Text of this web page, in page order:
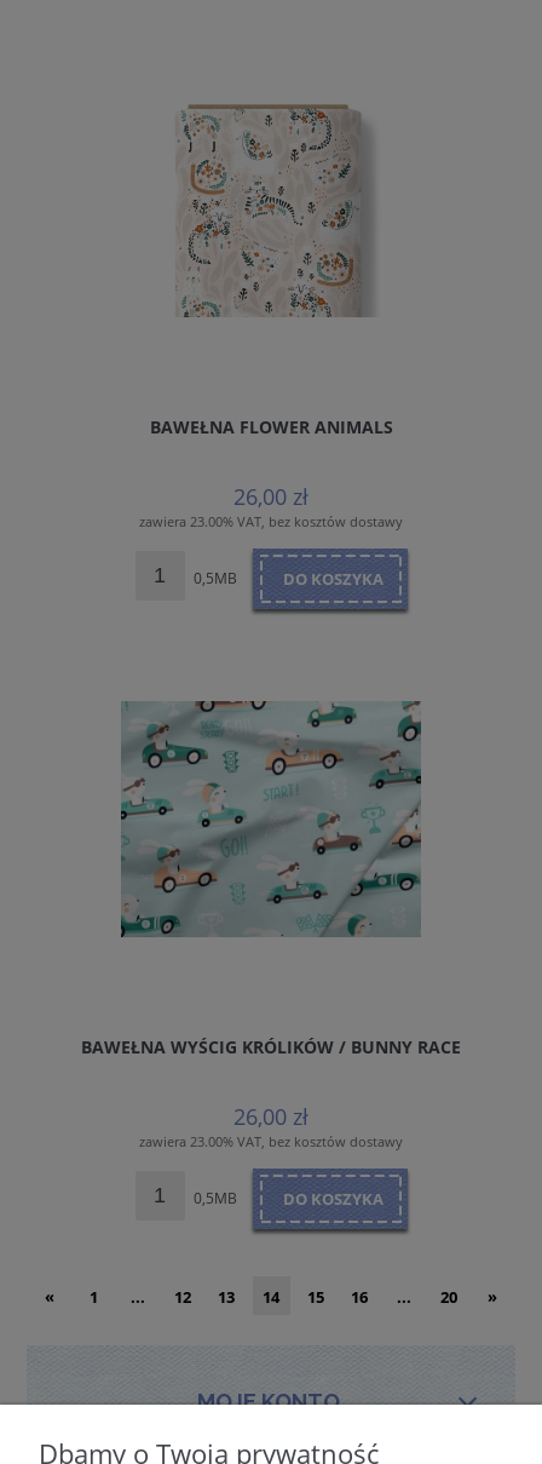
BAWEŁNA FLOWER ANIMALS
26,00 zł
zawiera 23.00% VAT, bez kosztów dostawy
0,5MB DO KOSZYKA
BAWEŁNA WYŚCIG KRÓLIKÓW / BUNNY RACE
26,00 zł
zawiera 23.00% VAT, bez kosztów dostawy
0,5MB DO KOSZYKA
« 1 ... 12 13 14 15 16 ... 20 »
MOJE KONTO
Dbamy o Twoją prywatność